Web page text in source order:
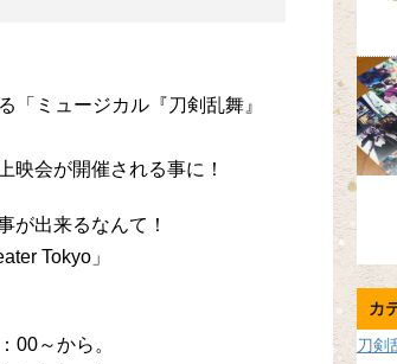
「ミュージカル『刀剣乱舞』
映会が開催される事に！
が出来るなんて！
Tokyo」
00～から。
カ
刀剣